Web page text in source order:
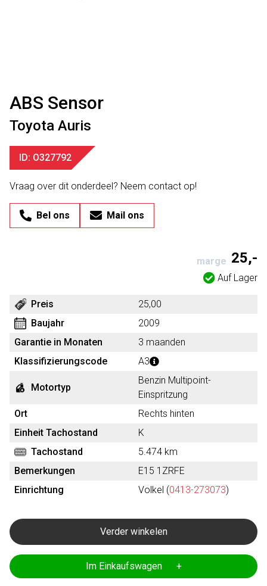
ABS Sensor
Toyota Auris
ID: O327792
Vraag over dit onderdeel? Neem contact op!
Bel ons Mail ons
marge 25,-
Auf Lager
Preis
25,00
Baujahr
2009
Garantie in Monaten
3 maanden
Klassifizierungscode
A3
Motortyp
Benzin Multipoint-
Einspritzung
Ort
Rechts hinten
Einheit Tachostand
K
Tachostand
5.474 km
Bemerkungen
E15 1ZRFE
Einrichtung
Volkel (0413-273073)
Verder winkelen
Im Einkaufswagen +